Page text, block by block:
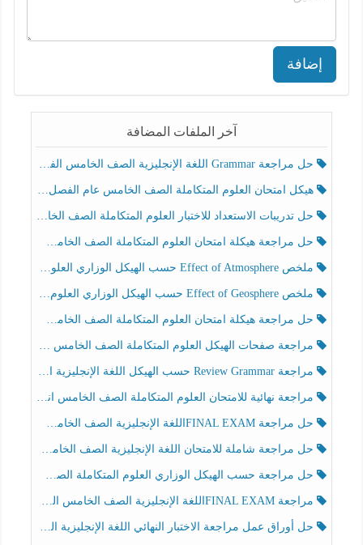
إضافة
آخر الملفات المضافة
حل مراجعة Grammar اللغة الإنجليزية الصف الخامس الفصل الثالث
هيكل امتحان العلوم المتكاملة الصف الخامس عام الفصل الدراسي الثالث 2025-2026
حل تدريبات الاستعداد للاختبار العلوم المتكاملة الصف الخامس عام الفصل الثالث
حل مراجعة هيكلة امتحان العلوم المتكاملة الصف الخامس انسبير الفصل الثالث
ملخص Effect of Atmosphere حسب الهيكل الوزاري العلوم المتكاملة الصف الخامس انسبير الفصل الثالث
ملخص Effect of Geosphere حسب الهيكل الوزاري العلوم المتكاملة الصف الخامس انسبير الفصل الثالث
حل مراجعة هيكلة امتحان العلوم المتكاملة الصف الخامس عام الفصل الثالث
مراجعة صفحات الهيكل العلوم المتكاملة الصف الخامس انسبير الفصل الثالث
مراجعة Review Grammar حسب الهيكل اللغة الإنجليزية الصف الخامس الفصل الثالث
مراجعة نهائية للامتحان العلوم المتكاملة الصف الخامس انسبير الفصل الثالث
حل مراجعة FINAL EXAMاللغة الإنجليزية الصف الخامس الفصل الثالث
حل مراجعة شاملة للامتحان اللغة الإنجليزية الصف الخامس الفصل الثالث
حل مراجعة حسب الهيكل الوزاري العلوم المتكاملة الصف الخامس عام الفصل الثالث
مراجعة FINAL EXAMاللغة الإنجليزية الصف الخامس الفصل الثالث
حل أوراق عمل مراجعة الاختبار النهائي اللغة الإنجليزية الصف الرابع الفصل الثالث